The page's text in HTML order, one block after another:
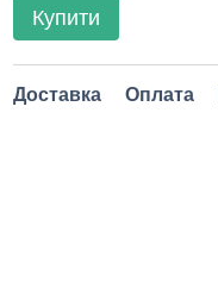
Купити
Доставка Оплата